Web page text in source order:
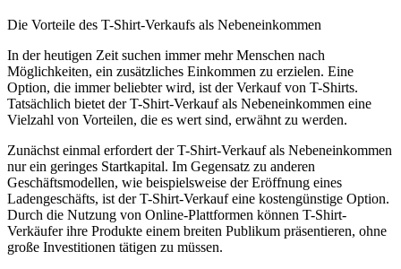
Die Vorteile des T-Shirt-Verkaufs‌ als Nebeneinkommen
In der heutigen Zeit suchen immer⁣ mehr Menschen nach
Möglichkeiten, ein zusätzliches Einkommen zu erzielen. Eine
Option, die ⁣immer beliebter ‍wird, ⁣ist der Verkauf von T-Shirts.
Tatsächlich bietet der T-Shirt-Verkauf als Nebeneinkommen eine
Vielzahl⁣ von Vorteilen, die es wert sind, ⁢erwähnt zu werden.
Zunächst einmal erfordert der T-Shirt-Verkauf als Nebeneinkommen
nur ein geringes ‌Startkapital. Im Gegensatz zu anderen
Geschäftsmodellen, wie beispielsweise⁣ der Eröffnung⁢ eines
Ladengeschäfts, ist der T-Shirt-Verkauf eine kostengünstige Option.
Durch die ​Nutzung von Online-Plattformen können T-Shirt-
Verkäufer ihre Produkte ‌einem breiten ‌Publikum präsentieren, ohne‍
große Investitionen tätigen zu ‍müssen.